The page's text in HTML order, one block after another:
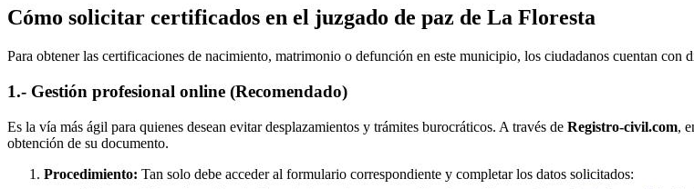
Cómo solicitar certificados en el juzgado de paz de La Floresta
Para obtener las certificaciones de nacimiento, matrimonio o defunción en este municipio, los ciudadanos cuentan con
1.- Gestión profesional online (Recomendado)
Es la vía más ágil para quienes desean evitar desplazamientos y trámites burocráticos. A través de Registro-civil.com,
obtención de su documento.
Procedimiento: Tan solo debe acceder al formulario correspondiente y completar los datos solicitados: